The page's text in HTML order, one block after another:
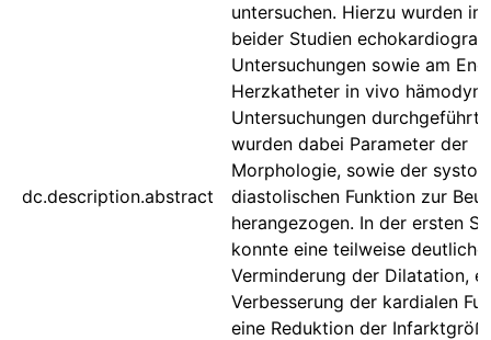
dc.description.abstract
untersuchen. Hierzu wurden
beider Studien
Untersuchungen sowie am
Herzkatheter in vivo
Untersuchungen durchgeführt.
wurden dabei Parameter der
Morphologie, sowie der
diastolischen Funktion zur
herangezogen. In der ersten
konnte eine teilweise deutliche
Verminderung der Dilatation,
Verbesserung der kardialen
eine Reduktion der